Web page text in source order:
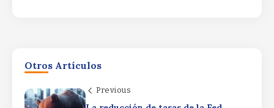
Otros Artículos
Previous
Three Year ETF MilestoneEqual Weight
ETF MilestoneEqual Weight ETF ROE
Celebrates Key Three Year ETF